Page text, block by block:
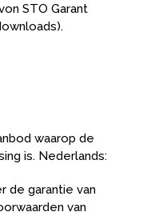
STO Garant
waarop de
is. Nederlands:
de garantie van
van